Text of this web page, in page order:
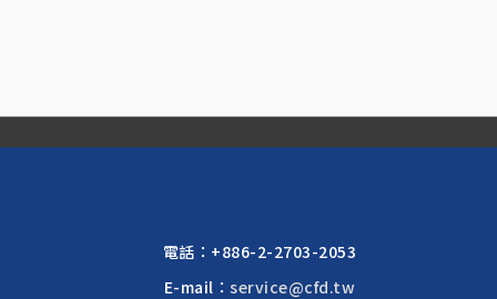
電話： +886-2-2703-2053
E-mail：service@cfd.tw